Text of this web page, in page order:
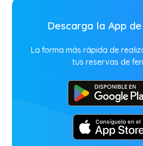
Descarga la App
La forma más rápida de
tus reservas de